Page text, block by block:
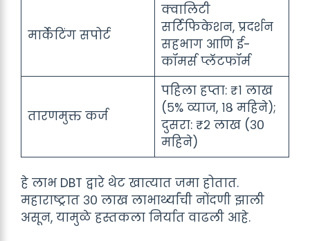
मार्केटिंग सपोर्ट
क्वालिटी
सर्टिफिकेशन, प्रदर्शन
सहभाग आणि ई-
कॉमर्स प्लॅटफॉर्म
तारणमुक्त कर्ज
पहिला हप्ता: ₹१ लाख
(५% व्याज, १८ महिने);
दुसरा: ₹२ लाख (३०
महिने)
हे लाभ DBT द्वारे थेट खात्यात जमा होतात.
महाराष्ट्रात ३० लाख लाभार्थ्यांची नोंदणी झाली
असून, यामुळे हस्तकला निर्यात वाढली आहे.